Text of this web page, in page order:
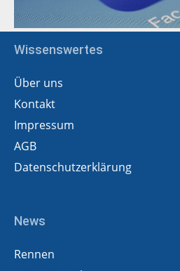
Wissenswertes
Über uns
Kontakt
Impressum
AGB
Datenschutzerklärung
News
Rennen